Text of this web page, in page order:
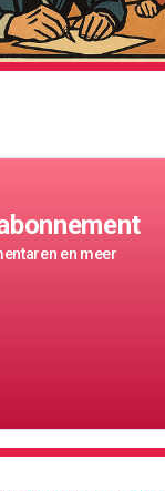
en meer